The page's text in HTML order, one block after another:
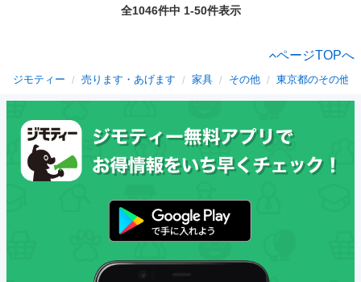
全1046件中 1-50件表示
ページTOPへ
ジモティー 売ります・あげます 家具 その他 東京都のその他